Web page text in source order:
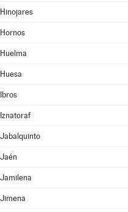
Hinojares
Hornos
Huelma
Huesa
Ibros
Iznatoraf
Jabalquinto
Jaén
Jamilena
Jimena